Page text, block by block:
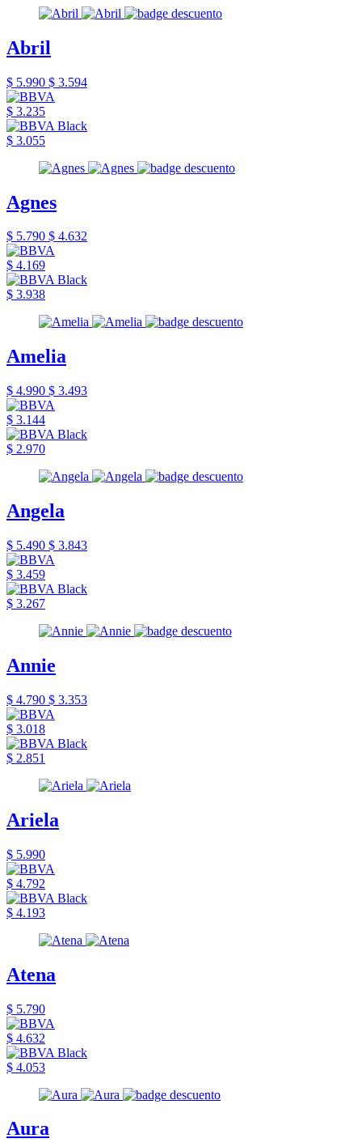
Abril
$ 5.990 $ 3.594
$ 3.235
$ 3.055
Agnes
$ 5.790 $ 4.632
$ 4.169
$ 3.938
Amelia
$ 4.990 $ 3.493
$ 3.144
$ 2.970
Angela
$ 5.490 $ 3.843
$ 3.459
$ 3.267
Annie
$ 4.790 $ 3.353
$ 3.018
$ 2.851
Ariela
$ 5.990
$ 4.792
$ 4.193
Atena
$ 5.790
$ 4.632
$ 4.053
Aura